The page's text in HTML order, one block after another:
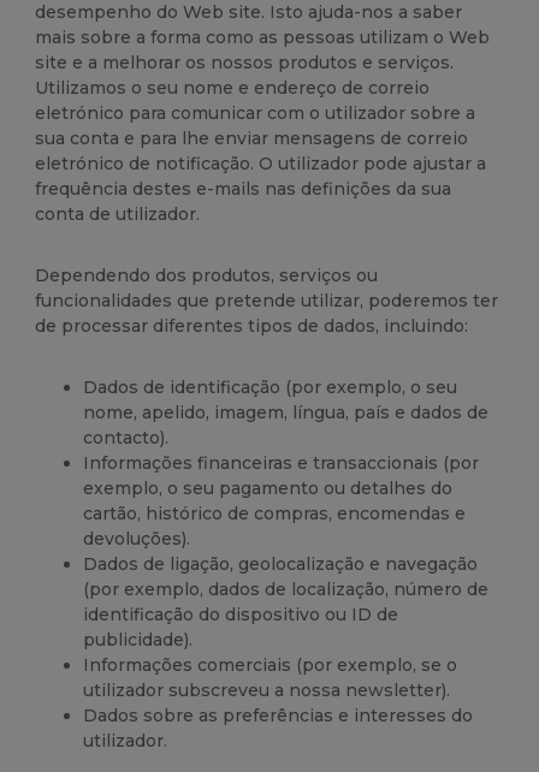
desempenho do Web site. Isto ajuda-nos a saber
mais sobre a forma como as pessoas utilizam o Web
site e a melhorar os nossos produtos e serviços.
Utilizamos o seu nome e endereço de correio
eletrónico para comunicar com o utilizador sobre a
sua conta e para lhe enviar mensagens de correio
eletrónico de notificação. O utilizador pode ajustar a
frequência destes e-mails nas definições da sua
conta de utilizador.
Dependendo dos produtos, serviços ou
funcionalidades que pretende utilizar, poderemos ter
de processar diferentes tipos de dados, incluindo:
Dados de identificação (por exemplo, o seu
nome, apelido, imagem, língua, país e dados de
contacto).
Informações financeiras e transaccionais (por
exemplo, o seu pagamento ou detalhes do
cartão, histórico de compras, encomendas e
devoluções).
Dados de ligação, geolocalização e navegação
(por exemplo, dados de localização, número de
identificação do dispositivo ou ID de
publicidade).
Informações comerciais (por exemplo, se o
utilizador subscreveu a nossa newsletter).
Dados sobre as preferências e interesses do
utilizador.